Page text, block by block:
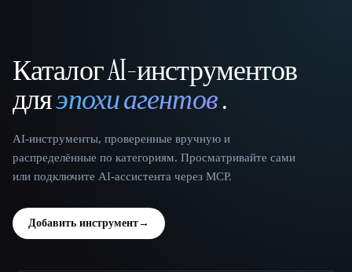
That AI Collection
Каталог AI-инструментов
дляэпохи агентов.
AI-инструменты, проверенные вручную и
распределённые по категориям. Просматривайте сами
или подключите AI-ассистента через MCP.
Добавить инструмент→